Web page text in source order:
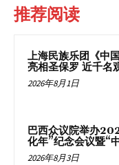
推荐阅读
上海民族乐团《中
亮相圣保罗 近千名
2026年8月1日
巴西众议院举办
化年”纪念会议暨“
2026年8月3日